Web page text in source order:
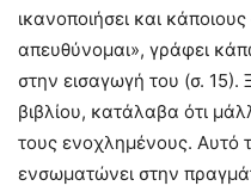
ικανοποιήσει και
απευθύνομαι», γράφει
στην εισαγωγή του (σ. 15).
βιβλίου, κατάλαβα ότι
τους ενοχλημένους. Αυτό
ενσωματώνει στην